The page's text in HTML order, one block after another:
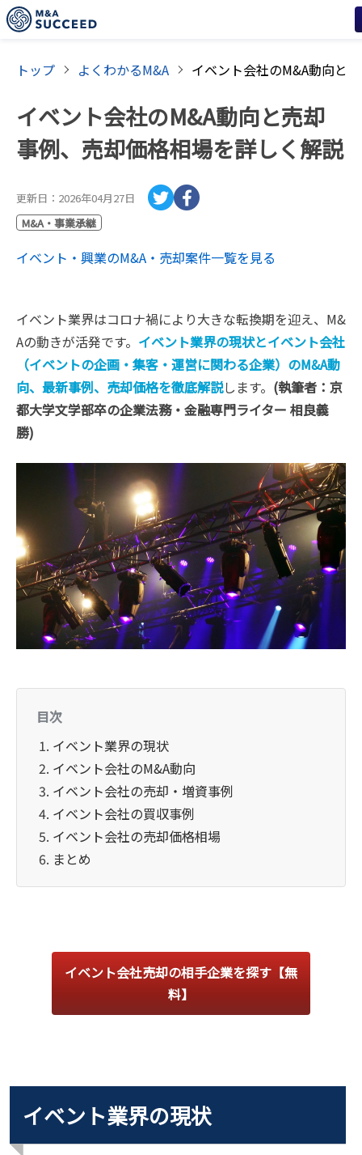
トップ よくわかるM&A
イベント会社のM&A動向と売却
事例、売却価格相場を詳しく解説
更新日： 2026年04月27日
M&A・事業承継
イベント・興業のM&A・売却案件一覧を見る
イベント業界はコロナ禍により大きな転換期を迎え、M&
Aの動きが活発です。 イベント業界の現状とイベント会社
（イベントの企画・集客・運営に関わる企業）のM&A動
向、最新事例、売却価格を徹底解説します。 (執筆者：京
都大学文学部卒の企業法務・金融専門ライター 相良義
勝)
目次
イベント業界の現状
イベント会社のM&A動向
イベント会社の売却・増資事例
イベント会社の買収事例
イベント会社の売却価格相場
まとめ
イベント会社売却の相手企業を探す【無
料】
イベント業界の現状